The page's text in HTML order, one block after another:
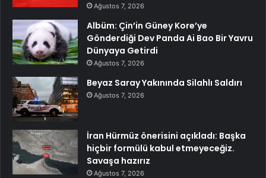
Ağustos 7, 2026
Albüm: Çin’in Güney Kore’ye
Gönderdiği Dev Panda Ai Bao Bir Yavru
Dünyaya Getirdi
Ağustos 7, 2026
Beyaz Saray Yakınında Silahlı Saldırı
Ağustos 7, 2026
İran Hürmüz önerisini açıkladı: Başka
hiçbir formülü kabul etmeyeceğiz.
Savaşa hazırız
Ağustos 7, 2026